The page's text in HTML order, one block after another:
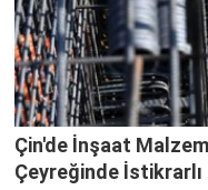
Çin'de İnşaat
Çeyreğinde